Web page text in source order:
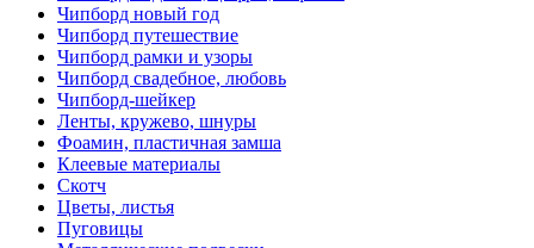
Чипборд новый год
Чипборд путешествие
Чипборд рамки и узоры
Чипборд свадебное, любовь
Чипборд-шейкер
Ленты, кружево, шнуры
Фоамин, пластичная замша
Клеевые материалы
Скотч
Цветы, листья
Пуговицы